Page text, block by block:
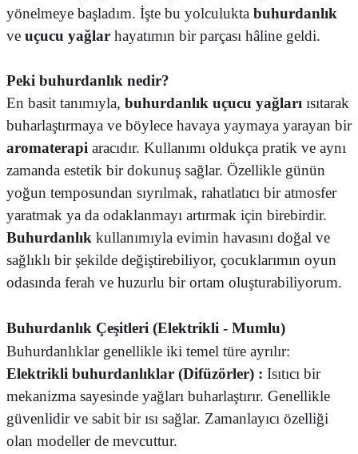
yönelmeye başladım. İşte bu yolculukta buhurdanlık
ve uçucu yağlar hayatımın bir parçası hâline geldi.
Peki buhurdanlık nedir?
En basit tanımıyla, buhurdanlık uçucu yağları ısıtarak
buharlaştırmaya ve böylece havaya yaymaya yarayan bir
aromaterapi aracıdır. Kullanımı oldukça pratik ve aynı
zamanda estetik bir dokunuş sağlar. Özellikle günün
yoğun temposundan sıyrılmak, rahatlatıcı bir atmosfer
yaratmak ya da odaklanmayı artırmak için birebirdir.
Buhurdanlık kullanımıyla evimin havasını doğal ve
sağlıklı bir şekilde değiştirebiliyor, çocuklarımın oyun
odasında ferah ve huzurlu bir ortam oluşturabiliyorum.
Buhurdanlık Çeşitleri (Elektrikli - Mumlu)
Buhurdanlıklar genellikle iki temel türe ayrılır:
Elektrikli buhurdanlıklar (Difüzörler) : Isıtıcı bir
mekanizma sayesinde yağları buharlaştırır. Genellikle
güvenlidir ve sabit bir ısı sağlar. Zamanlayıcı özelliği
olan modeller de mevcuttur.